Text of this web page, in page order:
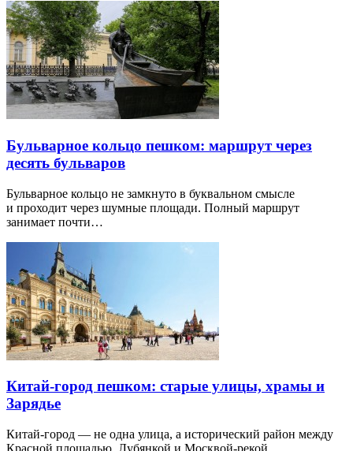
Бульварное кольцо пешком: маршрут через
десять бульваров
Бульварное кольцо не замкнуто в буквальном смысле
и проходит через шумные площади. Полный маршрут
занимает почти…
Китай-город пешком: старые улицы, храмы и
Зарядье
Китай-город — не одна улица, а исторический район между
Красной площадью, Лубянкой и Москвой-рекой.